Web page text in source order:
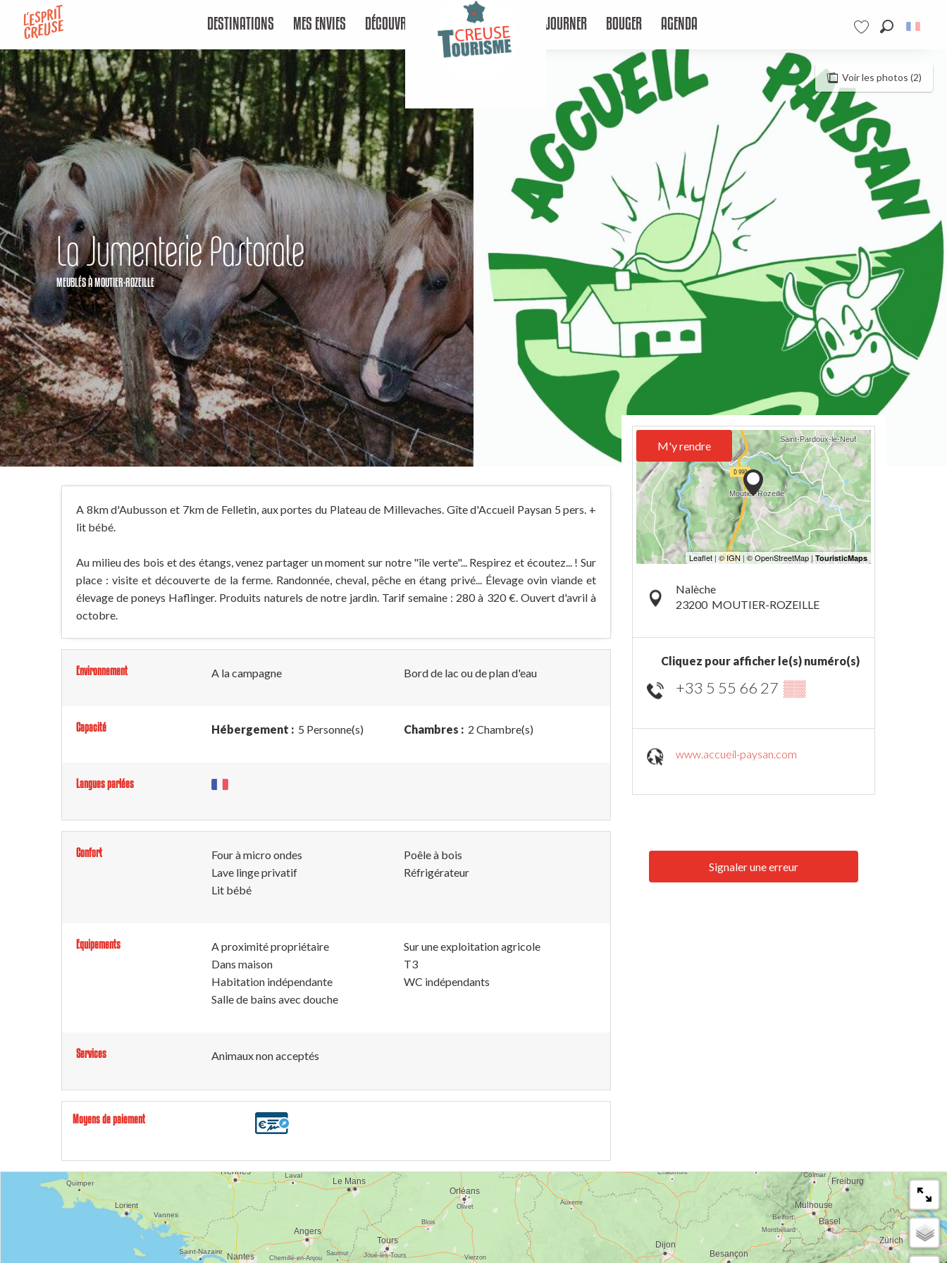
contenu
principal
DESTINATIONS MES ENVIES DÉCOUVRIR SÉJOURNER BOUGER AGENDA
Voir les photos (2)
La Jumenterie Pastorale
MEUBLÉSÀ MOUTIER-ROZEILLE
A 8km d'Aubusson et 7km de Felletin, aux portes du Plateau de Millevaches. Gîte d'Accueil Paysan 5 pers. +
lit bébé.
Au milieu des bois et des étangs, venez partager un moment sur notre "île verte"... Respirez et écoutez... ! Sur
place : visite et découverte de la ferme. Randonnée, cheval, pêche en étang privé... Élevage ovin viande et
élevage de poneys Haflinger. Produits naturels de notre jardin. Tarif semaine : 280 à 320 €. Ouvert d'avril à
octobre.
Environnement A la campagne Bord de lac ou de plan d'eau
Capacité Hébergement : 5 Personne(s) Chambres : 2 Chambre(s)
Langues parlées
Confort
Four à micro ondes
Lave linge privatif
Lit bébé
Poêle à bois
Réfrigérateur
Equipements
A proximité propriétaire
Dans maison
Habitation indépendante
Salle de bains avec douche
Sur une exploitation agricole
T3
WC indépendants
Services Animaux non acceptés
Moyens de paiement
M'y rendre
Nalèche
23200 MOUTIER-ROZEILLE
Cliquez pour afficher le(s) numéro(s)
+33 5 55 66 27 ▒▒
www.accueil-paysan.com
Signaler une erreur